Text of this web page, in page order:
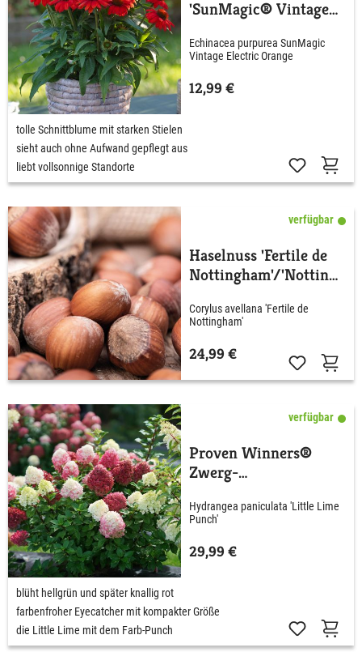
'SunMagic® Vintage
Echinacea purpurea SunMagic
Vintage Electric Orange
12,99 €
tolle Schnittblume mit starken Stielen
sieht auch ohne Aufwand gepflegt aus
liebt vollsonnige Standorte
verfügbar
Haselnuss 'Fertile de
Nottingham'/'Nottingh
Corylus avellana 'Fertile de
Nottingham'
24,99 €
verfügbar
Proven Winners®
Zwerg-
Lime Punch'®
Hydrangea paniculata 'Little Lime
Punch'
29,99 €
blüht hellgrün und später knallig rot
farbenfroher Eyecatcher mit kompakter Größe
die Little Lime mit dem Farb-Punch